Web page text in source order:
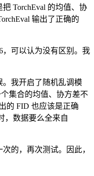
TorchEval 的均值、协
输出了正确的
，可以认为没有区别。我
我开启了随机乱调模
集合的均值、协方差不
的 FID 也应该是正确
，数据要么全来自
的，再次测试。因此，